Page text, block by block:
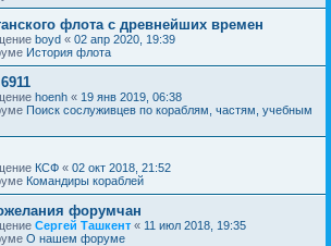
флота с древнейших времен
boyd « 02 апр 2020, 19:39
История флота
hoenh « 19 янв 2019, 06:38
Поиск сослуживцев по кораблям, частям, учебным
КСФ « 02 окт 2018, 21:52
Командиры кораблей
форумчан
Сергей Ташкент « 11 июл 2018, 19:35
О нашем форуме